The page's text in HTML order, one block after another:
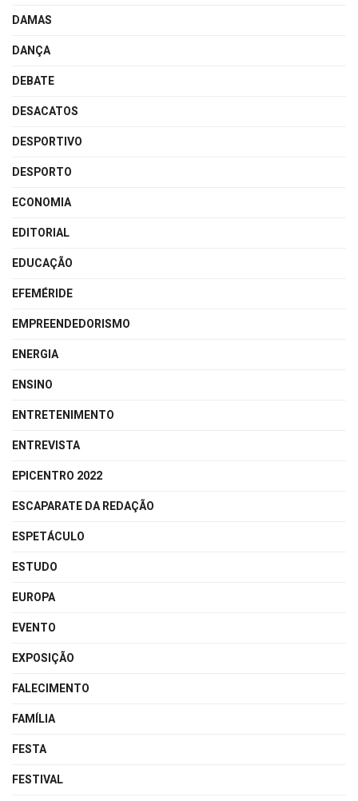
DAMAS
DANÇA
DEBATE
DESACATOS
DESPORTIVO
DESPORTO
ECONOMIA
EDITORIAL
EDUCAÇÃO
EFEMÉRIDE
EMPREENDEDORISMO
ENERGIA
ENSINO
ENTRETENIMENTO
ENTREVISTA
EPICENTRO 2022
ESCAPARATE DA REDAÇÃO
ESPETÁCULO
ESTUDO
EUROPA
EVENTO
EXPOSIÇÃO
FALECIMENTO
FAMÍLIA
FESTA
FESTIVAL